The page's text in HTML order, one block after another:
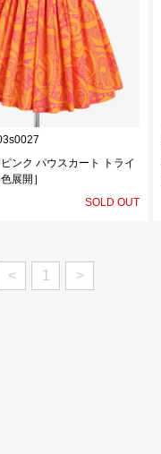
ンク パウスカート トライ
展開］
SOLD OUT
< 1 >